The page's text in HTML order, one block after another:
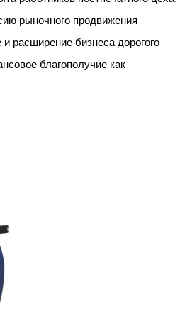
рыночного продвижения
расширение бизнеса дорогого
благополучие как